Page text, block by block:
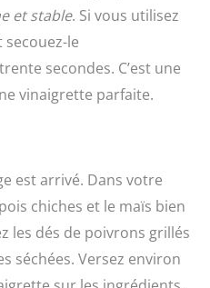
et stable. Si vous utilisez
le
secondes. C’est une
vinaigrette parfaite.
est arrivé. Dans votre
chiches et le maïs bien
les dés de poivrons grillés
séchées. Versez environ